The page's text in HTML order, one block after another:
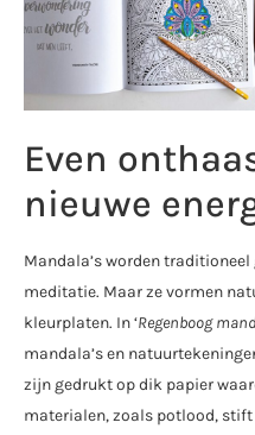
Even
nieuwe
Mandala’s worden
meditatie. Maar ze vormen
kleurplaten. In ‘Regenboog
mandala’s en
zijn gedrukt op dik papier
materialen, zoals potlood,